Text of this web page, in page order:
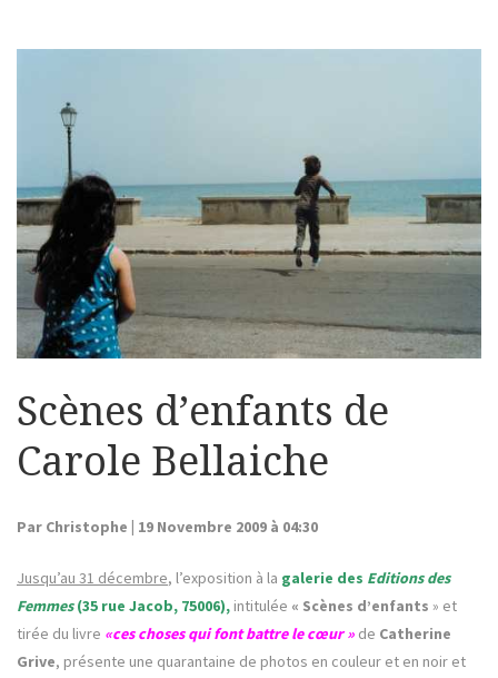
Scènes d’enfants de
Carole Bellaiche
Par Christophe | 19 Novembre 2009 à 04:30
Jusqu’au 31 décembre, l’exposition à la galerie des Editions des
Femmes(35 rue Jacob, 75006), intitulée « Scènes d’enfants » et
tirée du livre «ces choses qui font battre le cœur » de Catherine
Grive, présente une quarantaine de photos en couleur et en noir et